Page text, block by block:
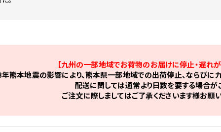
【九州の一部地域でお荷物のお届けに停止・遅れが
熊本地震の影響により、熊本県一部地域での出荷停止、ならびに
配送に関しては通常より日数を要する場合が
ご注文に際しましてはご了承くださいます様お願